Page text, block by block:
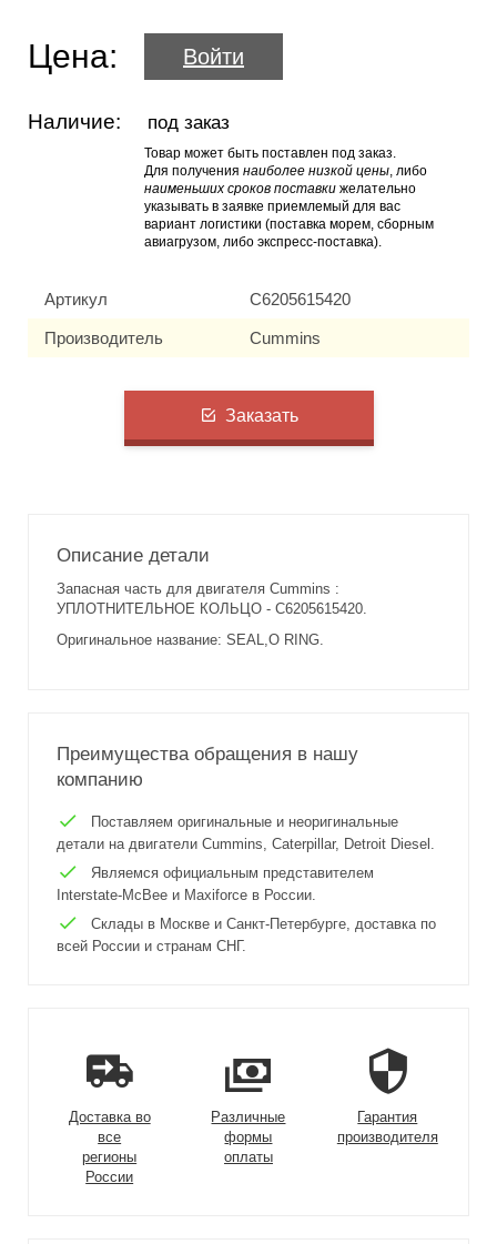
Цена: Войти
Наличие: под заказ
Товар может быть поставлен под заказ.
Для получения наиболее низкой цены, либо
наименьших сроков поставки желательно
указывать в заявке приемлемый для вас
вариант логистики (поставка морем, сборным
авиагрузом, либо экспресс-поставка).
Артикул C6205615420
Производитель Cummins
Заказать
Описание детали
Запасная часть для двигателя Cummins :
УПЛОТНИТЕЛЬНОЕ КОЛЬЦО - C6205615420.
Оригинальное название: SEAL,O RING.
Преимущества обращения в нашу
компанию
Поставляем оригинальные и неоригинальные
детали на двигатели Cummins, Caterpillar, Detroit Diesel.
Являемся официальным представителем
Interstate-McBee и Maxiforce в России.
Склады в Москве и Санкт-Петербурге, доставка по
всей России и странам СНГ.
Доставка во
все
регионы
России
Различные
формы
оплаты
Гарантия
производителя